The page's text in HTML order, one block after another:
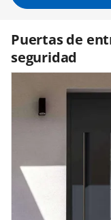
Puertas de
seguridad